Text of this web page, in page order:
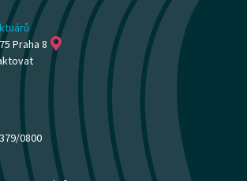
Praha 8
0800